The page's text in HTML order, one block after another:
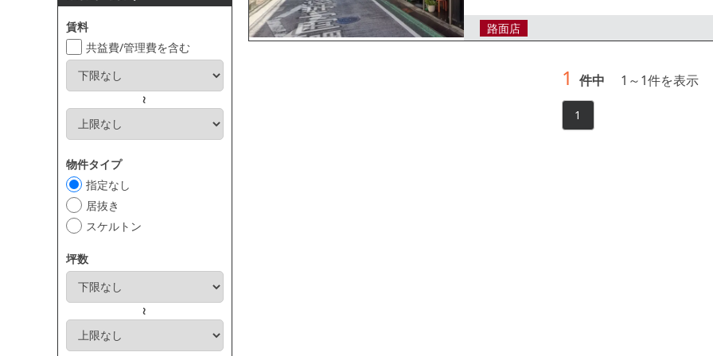
賃料
共益費/管理費を含む
～
物件タイプ
指定なし
居抜き
スケルトン
坪数
～
路面店
1 件中 1 ～1件を表示
1